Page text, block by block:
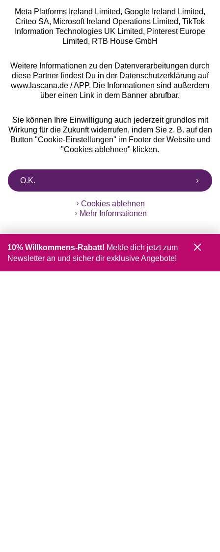
Alle Preise inkl. MwSt., zzgl.
Versandkosten
** Bonität vorausgesetzt, berechtigt zur Bonitätsprüfung
Meta Platforms Ireland Limited, Google Ireland Limited,
Criteo SA, Microsoft Ireland Operations Limited, TikTok
Information Technologies UK Limited, Pinterest Europe
Limited, RTB House GmbH
Weitere Informationen zu den Datenverarbeitungen durch
diese Partner findest Du in der Datenschutzerklärung auf
www.lascana.de / APP. Die Informationen sind außerdem
über einen Link in dem Banner abrufbar.
Sie können Ihre Einwilligung auch jederzeit grundlos mit
Wirkung für die Zukunft widerrufen, indem Sie z. B. auf den
Button "Cookie-Einstellungen" im Footer der Website und
"Cookies ablehnen" klicken.
O.K.
Cookies ablehnen
Mehr Informationen
10% Willkommens-Rabatt! Melde dich jetzt zum
Newsletter an und sicher dir exklusive Angebote!